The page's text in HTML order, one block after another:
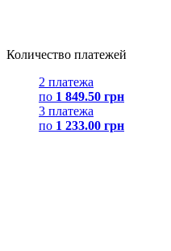
Количество платежей
2 платежа
по 1 849.50 грн
3 платежа
по 1 233.00 грн